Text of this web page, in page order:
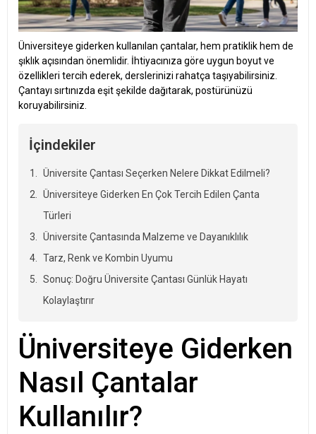
Üniversiteye giderken kullanılan çantalar, hem pratiklik hem de
şıklık açısından önemlidir. İhtiyacınıza göre uygun boyut ve
özellikleri tercih ederek, derslerinizi rahatça taşıyabilirsiniz.
Çantayı sırtınızda eşit şekilde dağıtarak, postürünüzü
koruyabilirsiniz.
İçindekiler
Üniversite Çantası Seçerken Nelere Dikkat Edilmeli?
Üniversiteye Giderken En Çok Tercih Edilen Çanta
Türleri
Üniversite Çantasında Malzeme ve Dayanıklılık
Tarz, Renk ve Kombin Uyumu
Sonuç: Doğru Üniversite Çantası Günlük Hayatı
Kolaylaştırır
Üniversiteye Giderken
Nasıl Çantalar
Kullanılır?